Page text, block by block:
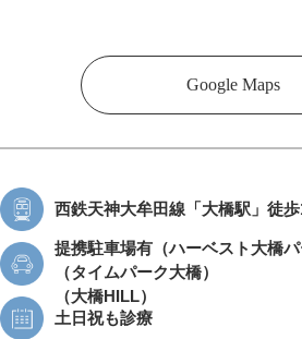
Google Maps
西鉄天神大牟田線 「大橋駅」徒
提携駐車場有 （ハーベスト大橋パ
（タイムパーク大橋）
（大橋HILL）
土日祝も診療